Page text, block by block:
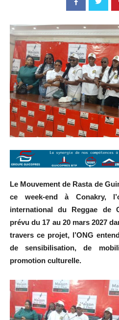
Le Mouvement de Rasta de
ce week-end à Conakry,
international du Reggae de
prévu du 17 au 20 mars 2027
travers ce projet, l’ONG
de sensibilisation, de
promotion culturelle.